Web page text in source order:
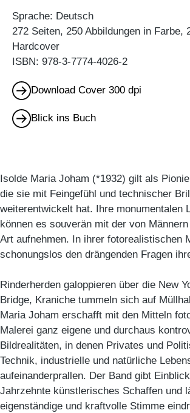
Sprache: Deutsch
272 Seiten, 250 Abbildungen in Farbe,
Hardcover
ISBN: 978-3-7774-4026-2
Download Cover 300 dpi
Blick ins Buch
Isolde Maria Joham (*1932) gilt als
die sie mit Feingefühl und technischer
weiterentwickelt hat. Ihre monumentalen
können es souverän mit der von
Art aufnehmen. In ihrer fotorealistischen
schonungslos den drängenden Fragen
Rinderherden galoppieren über die New
Bridge, Kraniche tummeln sich auf
Maria Joham erschafft mit den Mitteln
Malerei ganz eigene und durchaus
Bildrealitäten, in denen Privates und
Technik, industrielle und natürliche
aufeinanderprallen. Der Band gibt
Jahrzehnte künstlerisches Schaffen und
eigenständige und kraftvolle Stimme